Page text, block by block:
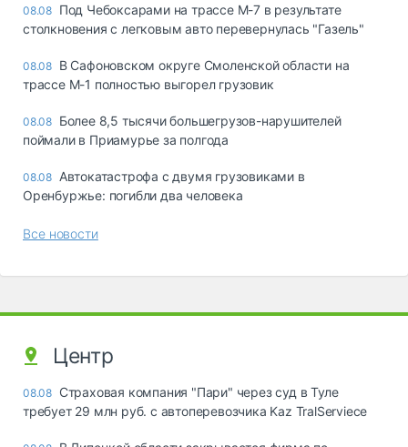
08.08 Под Чебоксарами на трассе М-7 в результате
столкновения с легковым авто перевернулась "Газель"
08.08 В Сафоновском округе Смоленской области на
трассе М-1 полностью выгорел грузовик
08.08 Более 8,5 тысячи большегрузов-нарушителей
поймали в Приамурье за полгода
08.08 Автокатастрофа с двумя грузовиками в
Оренбуржье: погибли два человека
Все новости
Центр
08.08 Страховая компания "Пари" через суд в Туле
требует 29 млн руб. с автоперевозчика Kaz TralServiece